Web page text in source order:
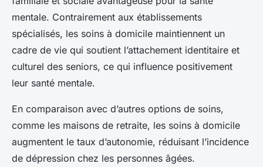
mentale. Contrairement aux établissements
spécialisés, les soins à domicile maintiennent un
cadre de vie qui soutient l’attachement identitaire et
culturel des seniors, ce qui influence positivement
leur santé mentale.
En comparaison avec d’autres options de soins,
comme les maisons de retraite, les soins à domicile
augmentent le taux d’autonomie, réduisant l’incidence
de dépression chez les personnes âgées.